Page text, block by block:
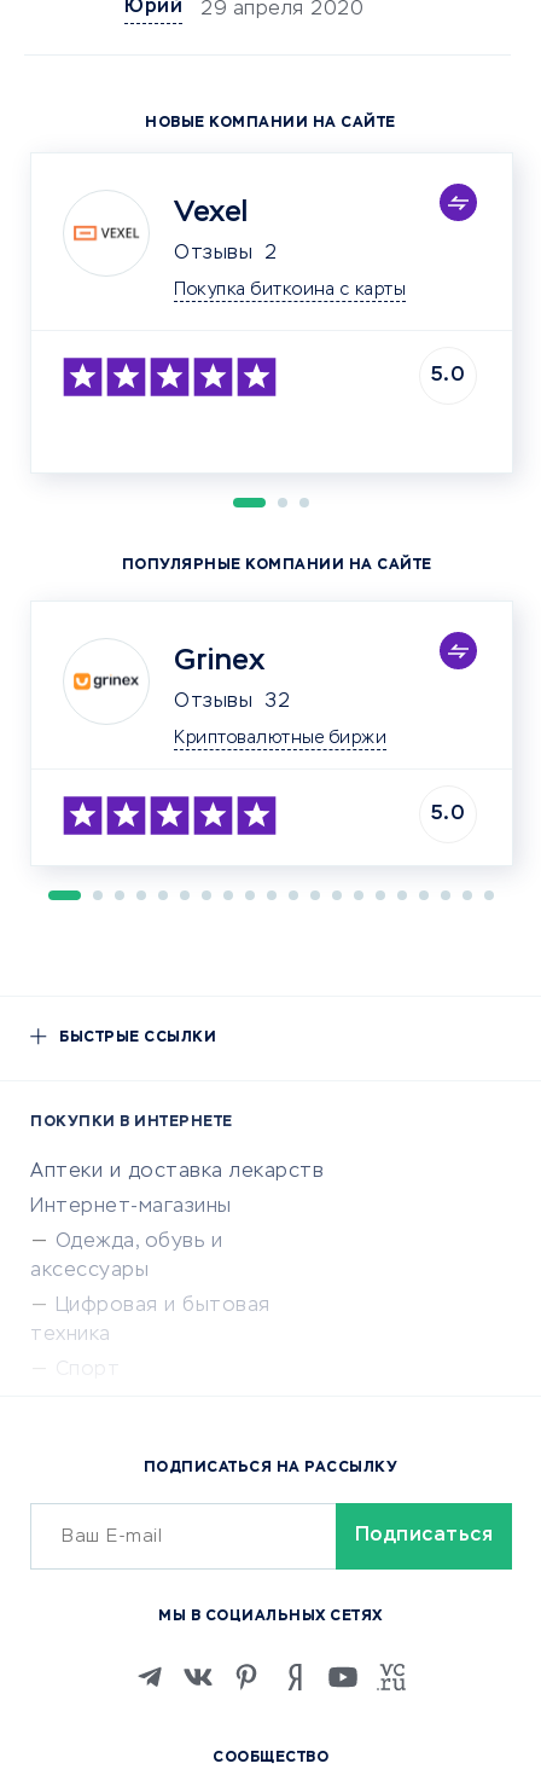
Юрий 29 апреля 2020
НОВЫЕ КОМПАНИИ НА САЙТЕ
Vexel
Отзывы 2
Покупка биткоина с карты
5.0
ПОПУЛЯРНЫЕ КОМПАНИИ НА САЙТЕ
Grinex
Отзывы 32
Криптовалютные биржи
5.0
БЫСТРЫЕ ССЫЛКИ
ПОКУПКИ В ИНТЕРНЕТЕ
Аптеки и доставка лекарств
Интернет-магазины
Одежда, обувь и
аксессуары
Цифровая и бытовая
техника
Спорт
Сервисы доставки
ОБУЧЕНИЕ И РАБОТА
Изучение иностранных
Маркетинг и продажи
СООБЩЕСТВО
ПОДПИСАТЬСЯ НА РАССЫЛКУ
МЫ В СОЦИАЛЬНЫХ СЕТЯХ